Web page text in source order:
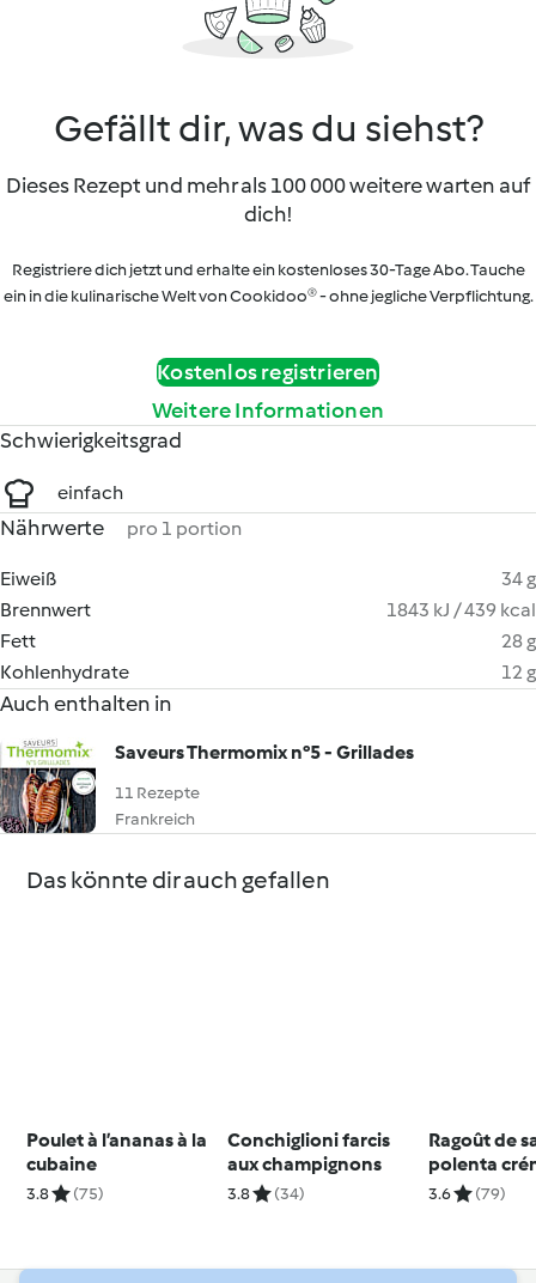
Gefällt dir, was du siehst?
Dieses Rezept und mehr als 100 000 weitere warten auf
dich!
Registriere dich jetzt und erhalte ein kostenloses 30-Tage Abo. Tauche
ein in die kulinarische Welt von Cookidoo® - ohne jegliche Verpflichtung.
Kostenlos registrieren
Weitere Informationen
Schwierigkeitsgrad
einfach
Nährwerte pro 1 portion
Eiweiß
34 g
Brennwert
1843 kJ / 439 kcal
Fett
28 g
Kohlenhydrate
12 g
Auch enthalten in
Saveurs Thermomix n°5 - Grillades
11 Rezepte
Frankreich
Das könnte dir auch gefallen
Poulet à l’ananas à la
cubaine
3.8 (75)
Conchiglioni farcis
aux champignons
3.8 (34)
Ragoût de
polenta
3.6 (79)